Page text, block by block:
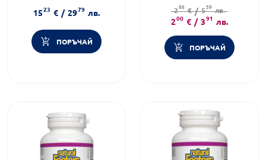
Форма на продукта:спрей
1523 € / 2979 лв.
ПОРЪЧАЙ
286 € / 559 лв.
200 € / 391 лв.
ПОРЪЧАЙ